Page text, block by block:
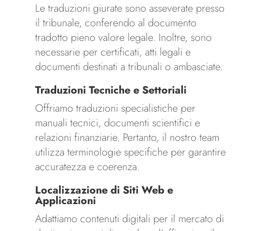
Le traduzioni giurate sono asseverate presso
il tribunale, conferendo al documento
tradotto pieno valore legale. Inoltre, sono
necessarie per certificati, atti legali e
documenti destinati a tribunali o ambasciate.
Traduzioni Tecniche e Settoriali
Offriamo traduzioni specialistiche per
manuali tecnici, documenti scientifici e
relazioni finanziarie. Pertanto, il nostro team
utilizza terminologie specifiche per garantire
accuratezza e coerenza.
Localizzazione di Siti Web e
Applicazioni
Adattiamo contenuti digitali per il mercato di